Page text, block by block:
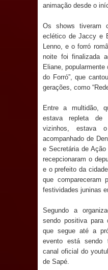
Caldas
antecipa
Saúde
dentárias
Prefeitura
Caldas
e deve
Nota de
animação desde o
Os shows tiveram
eclético de Jaccy e
Lenno, e o forró
noite foi finalizada
Eliane, popularmente
do Forró”, que
gerações, como
Entre a multidão,
estava repleta de
vizinhos, estava
acompanhado de
e Secretária de
recepcionaram o
e o prefeito da
que compareceram
festividades juninas
Segundo a
sendo positiva para
que segue até a
evento está sendo
canal oficial do
de Sapé.